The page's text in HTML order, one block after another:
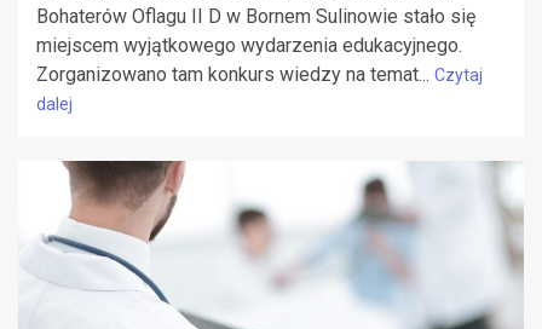
Bohaterów Oflagu II D w Bornem Sulinowie stało się
miejscem wyjątkowego wydarzenia edukacyjnego.
Zorganizowano tam konkurs wiedzy na temat... Czytaj
dalej